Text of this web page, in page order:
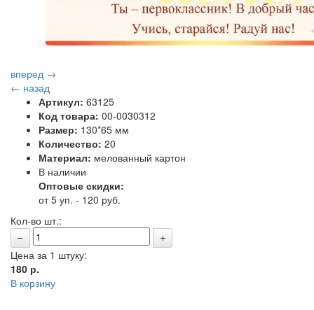
вперед →
← назад
Артикул: 63125
Код товара: 00-0030312
Размер: 130*65 мм
Количество: 20
Материал: мелованный картон
В наличии
Оптовые скидки:
от 5 уп. - 120 руб.
Кол-во шт.:
Цена за 1 штуку:
180 р.
В корзину